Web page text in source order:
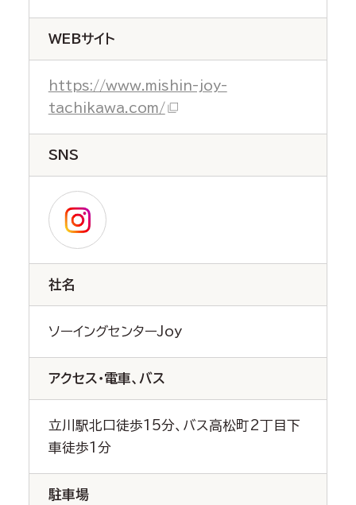
WEBサイト
https://www.mishin-joy-
tachikawa.com/
SNS
社名
ソーイングセンターJoy
アクセス・電車、バス
立川駅北口徒歩15分、バス高松町2丁目下
車徒歩1分
駐車場